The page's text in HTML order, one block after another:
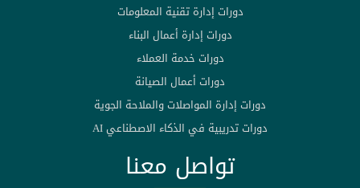
دورات إدارة تقنية المعلومات
دورات إدارة أعمال البناء
دورات خدمة العملاء
دورات أعمال الصيانة
دورات إدارة المواصلات والملاحة الجوية
دورات تدريبية في الذكاء الاصطناعي AI
تواصل معنا